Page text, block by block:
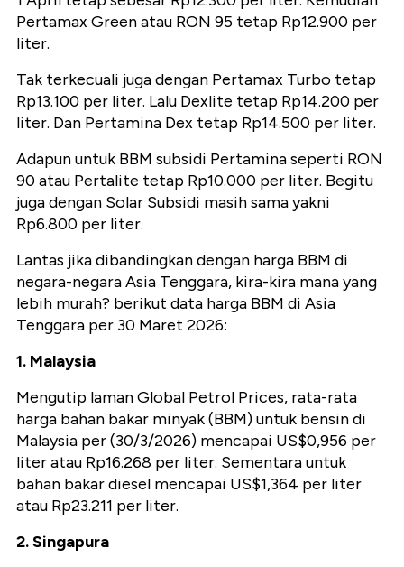
Pertamax Green atau RON 95 tetap Rp12.900 per
liter.
Tak terkecuali juga dengan Pertamax Turbo tetap
Rp13.100 per liter. Lalu Dexlite tetap Rp14.200 per
liter. Dan Pertamina Dex tetap Rp14.500 per liter.
Adapun untuk BBM subsidi Pertamina seperti RON
90 atau Pertalite tetap Rp10.000 per liter. Begitu
juga dengan Solar Subsidi masih sama yakni
Rp6.800 per liter.
Lantas jika dibandingkan dengan harga BBM di
negara-negara Asia Tenggara, kira-kira mana yang
lebih murah? berikut data harga BBM di Asia
Tenggara per 30 Maret 2026:
1. Malaysia
Mengutip laman Global Petrol Prices, rata-rata
harga bahan bakar minyak (BBM) untuk bensin di
Malaysia per (30/3/2026) mencapai US$0,956 per
liter atau Rp16.268 per liter. Sementara untuk
bahan bakar diesel mencapai US$1,364 per liter
atau Rp23.211 per liter.
2. Singapura